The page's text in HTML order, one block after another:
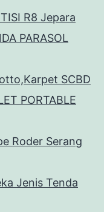
R8 Jepara
PARASOL
SCBD
PORTABLE
Roder Serang
Jenis Tenda